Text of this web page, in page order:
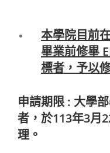
本學院目前
畢業前修畢
標者，予以
申請期限 : 大學
者，於113年3月
理。